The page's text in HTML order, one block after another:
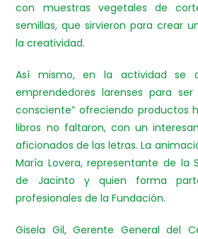
con muestras vegetales de
semillas, que sirvieron para crear
la creatividad.
Así mismo, en la actividad se
emprendedores larenses para
consciente” ofreciendo productos
libros no faltaron, con un
aficionados de las letras. La
María Lovera, representante de la
de Jacinto y quien forma
profesionales de la Fundación.
Gisela Gil, Gerente General del